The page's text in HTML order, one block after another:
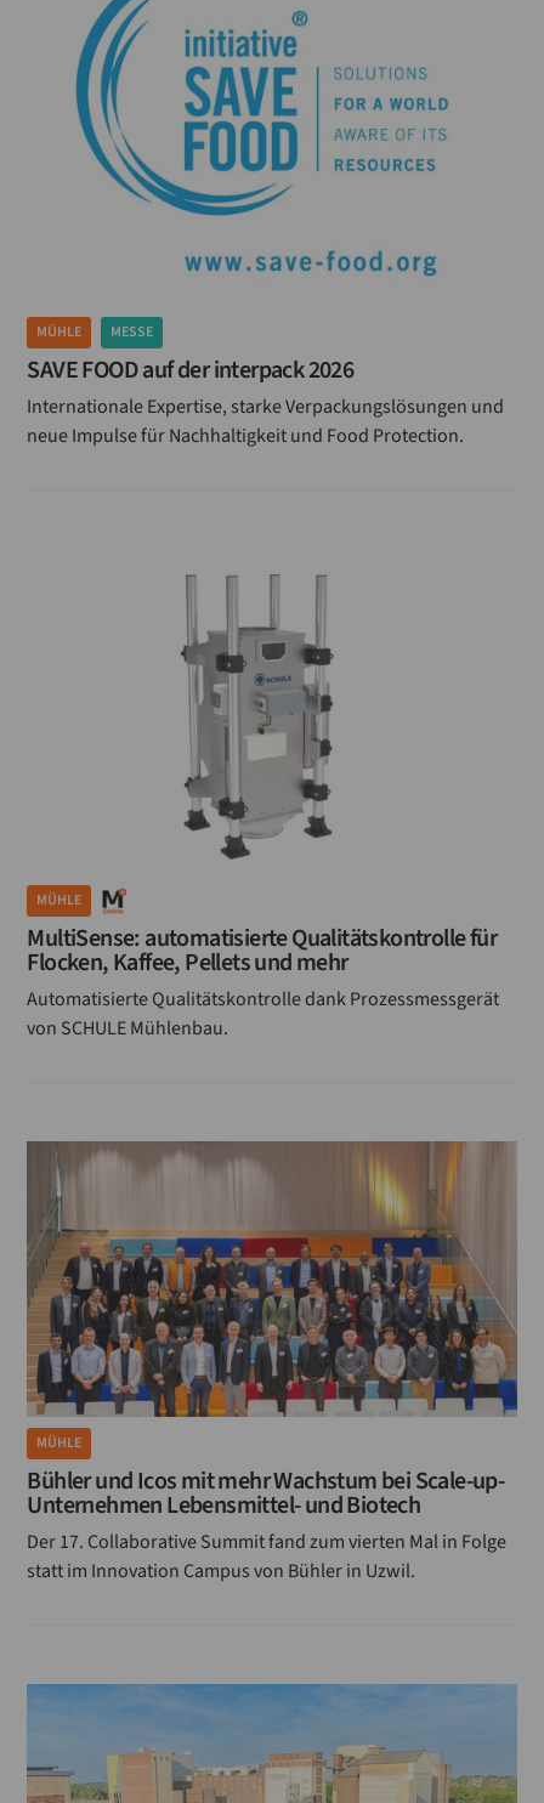
MÜHLE MESSE
SAVE FOOD auf der interpack 2026
Internationale Expertise, starke Verpackungslösungen und
neue Impulse für Nachhaltigkeit und Food Protection.
MÜHLE
MultiSense: automatisierte Qualitätskontrolle für
Flocken, Kaffee, Pellets und mehr
Automatisierte Qualitätskontrolle dank Prozessmessgerät
von SCHULE Mühlenbau.
MÜHLE
Bühler und Icos mit mehr Wachstum bei Scale-up-
Unternehmen Lebensmittel- und Biotech
Der 17. Collaborative Summit fand zum vierten Mal in Folge
statt im Innovation Campus von Bühler in Uzwil.